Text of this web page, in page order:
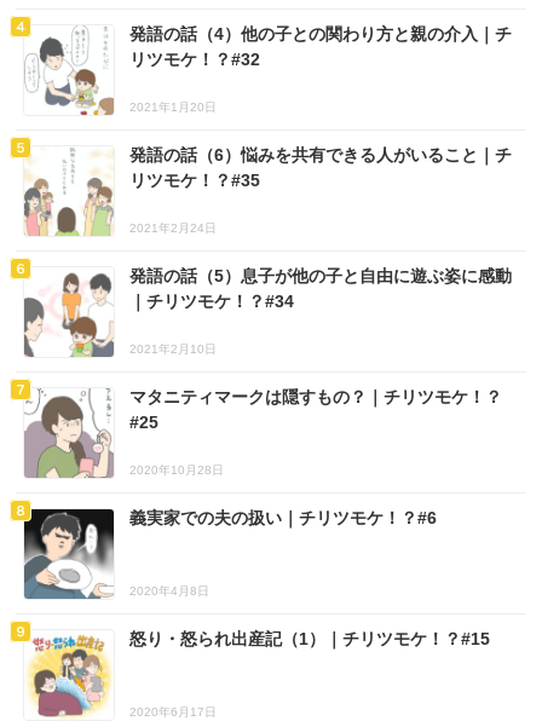
発語の話（4）他の子との関わり方と親の介入｜チ
リツモケ！？#32
2021年1月20日
発語の話（6）悩みを共有できる人がいること｜チ
リツモケ！？#35
2021年2月24日
発語の話（5）息子が他の子と自由に遊ぶ姿に感動
｜チリツモケ！？#34
2021年2月10日
マタニティマークは隠すもの？｜チリツモケ！？
#25
2020年10月28日
義実家での夫の扱い｜チリツモケ！？#6
2020年4月8日
怒り・怒られ出産記（1）｜チリツモケ！？#15
2020年6月17日